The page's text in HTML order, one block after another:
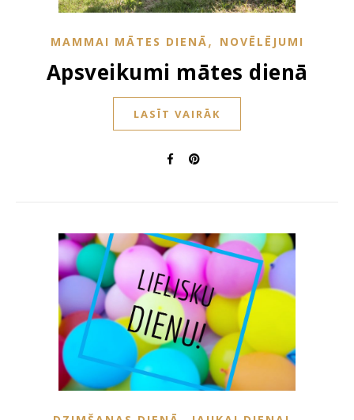
MAMMAI MĀTES DIENĀ , NOVĒLĒJUMI
Apsveikumi mātes dienā
LASĪT VAIRĀK